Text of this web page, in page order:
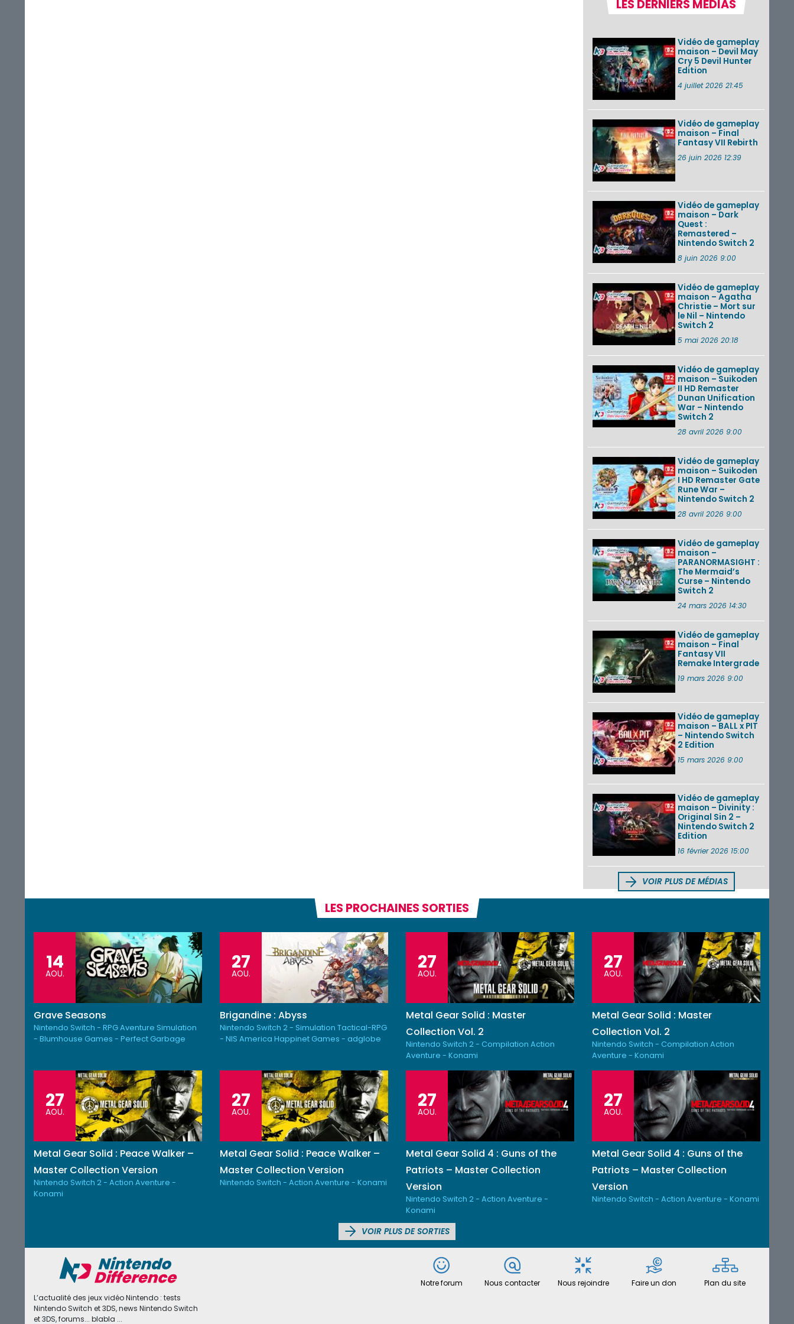
Nintendo Music :
des musiques de
morceaux du mode
Balade de ...
Les éditions
physiques de Tomb
Switch 2 en version
amé...
Splatoon 3 : le
festival Summer
Nights de retour du
VOIR PLUS DE NEWS
LES DERNIERS MÉDIAS
Vidéo de gameplay
maison – Devil May
Cry 5 Devil Hunter
Edition
4 juillet 2026 21:45
Vidéo de gameplay
maison – Final
Fantasy VII Rebirth
26 juin 2026 12:39
Vidéo de gameplay
maison – Dark
Quest :
Remastered –
Nintendo Switch 2
8 juin 2026 9:00
Vidéo de gameplay
maison – Agatha
Christie – Mort sur
le Nil – Nintendo
Switch 2
5 mai 2026 20:18
Vidéo de gameplay
maison – Suikoden
II HD Remaster
Dunan Unification
War – Nintendo
Switch 2
28 avril 2026 9:00
Vidéo de gameplay
maison – Suikoden
I HD Remaster Gate
Rune War –
Nintendo Switch 2
28 avril 2026 9:00
Vidéo de gameplay
maison –
PARANORMASIGHT :
The Mermaid’s
Curse – Nintendo
Switch 2
24 mars 2026 14:30
Vidéo de gameplay
maison – Final
Fantasy VII
Remake Intergrade
19 mars 2026 9:00
Vidéo de gameplay
maison – BALL x PIT
– Nintendo Switch
2 Edition
15 mars 2026 9:00
Vidéo de gameplay
maison – Divinity :
Original Sin 2 –
Nintendo Switch 2
Edition
16 février 2026 15:00
VOIR PLUS DE MÉDIAS
LES PROCHAINES SORTIES
14
AOU.
Grave Seasons
Nintendo Switch - RPG Aventure Simulation
- Blumhouse Games - Perfect Garbage
27
AOU.
Brigandine : Abyss
Nintendo Switch 2 - Simulation Tactical-RPG
- NIS America Happinet Games - adglobe
27
AOU.
Metal Gear Solid : Master
Collection Vol. 2
Nintendo Switch 2 - Compilation Action
Aventure - Konami
27
AOU.
Metal Gear Solid : Master
Collection Vol. 2
Nintendo Switch - Compilation Action
Aventure - Konami
27
AOU.
Metal Gear Solid : Peace Walker –
Master Collection Version
Nintendo Switch 2 - Action Aventure -
Konami
27
AOU.
Metal Gear Solid : Peace Walker –
Master Collection Version
Nintendo Switch - Action Aventure - Konami
27
AOU.
Metal Gear Solid 4 : Guns of the
Patriots – Master Collection
Version
Nintendo Switch 2 - Action Aventure -
Konami
27
AOU.
Metal Gear Solid 4 : Guns of the
Patriots – Master Collection
Version
Nintendo Switch - Action Aventure - Konami
VOIR PLUS DE SORTIES
L’actualité des jeux vidéo Nintendo : tests
Nintendo Switch et 3DS, news Nintendo Switch
et 3DS, forums... blabla ...
Notre forum Nous contacter Nous rejoindre Faire un don Plan du site